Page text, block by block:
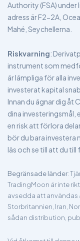
Authority (FSA)
adress är F2-2A,
Mahé, Seychellerna.
Riskvarning:
instrument som
är lämpliga för alla
investerat kapital
Innan du ägnar dig åt
dina investeringsmål,
en risk att förlora
bör du bara investera
läs och se till att du
Begränsade länder:
TradingMoon är inte
avsedda att användas
Storbritannien, Iran,
sådan distribution,